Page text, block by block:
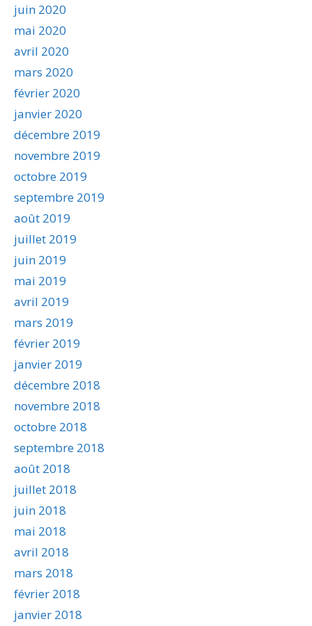
juin 2020
mai 2020
avril 2020
mars 2020
février 2020
janvier 2020
décembre 2019
novembre 2019
octobre 2019
septembre 2019
août 2019
juillet 2019
juin 2019
mai 2019
avril 2019
mars 2019
février 2019
janvier 2019
décembre 2018
novembre 2018
octobre 2018
septembre 2018
août 2018
juillet 2018
juin 2018
mai 2018
avril 2018
mars 2018
février 2018
janvier 2018